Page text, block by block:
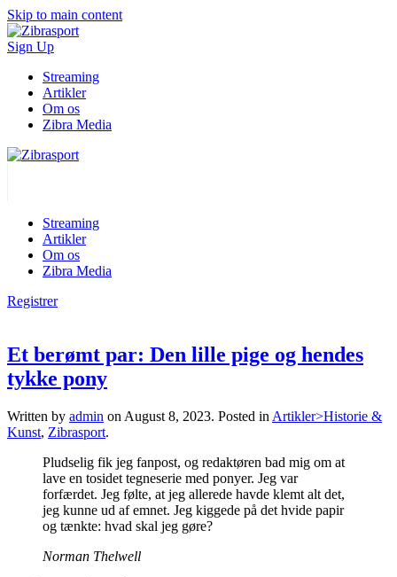
Skip to main content
Sign Up
Streaming
Artikler
Om os
Zibra Media
Streaming
Artikler
Om os
Zibra Media
Registrer
Et berømt par: Den lille pige og hendes
tykke pony
Written by admin on August 8, 2023. Posted in Artikler>Historie &
Kunst, Zibrasport.
Pludselig fik jeg fanpost, og redaktøren bad mig om at
lave en tosidet tegneserie med ponyer. Jeg var
forfærdet. Jeg følte, at jeg allerede havde klemt alt det,
jeg kunne ud af emnet. Jeg kiggede på det hvide papir
og tænkte: hvad skal jeg gøre?
Norman Thelwell